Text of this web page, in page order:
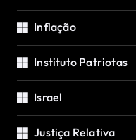
Inflação
Instituto Patriotas
Israel
Justiça Relativa